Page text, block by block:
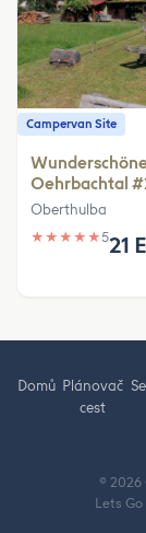
Campervan Site
Oehrbachtal
Oberthulba
★ ★ ★ ★ ★521
Domů Plánovač
cest
© 2026
Lets Go